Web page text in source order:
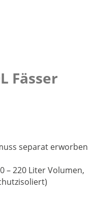
Fässer
separat erworben
– 220 Liter Volumen,